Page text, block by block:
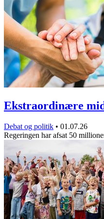
Ekstraordinære
Debat og politik • 01.07.26
Regeringen har afsat 50